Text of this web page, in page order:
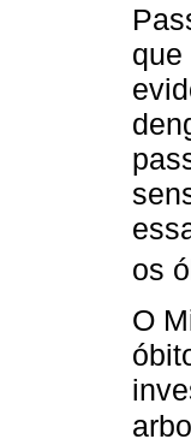
que
os
O